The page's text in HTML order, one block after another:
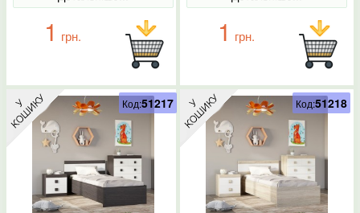
1 грн. 1 грн.
Код:51217 Код:51218